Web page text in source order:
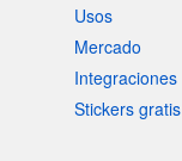
Usos
Mercado
Integraciones
Stickers gratis